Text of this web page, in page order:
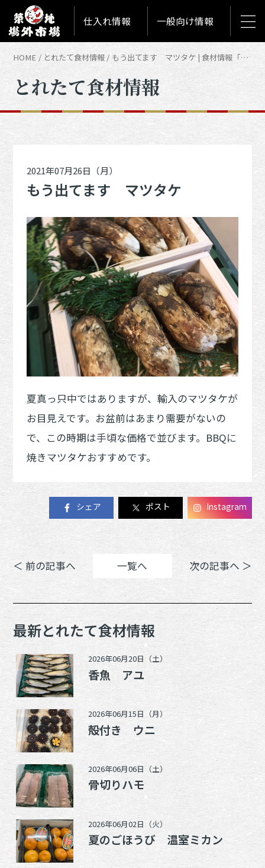
仕入れ情報 一般向け情報
HOME とれたて食材情報 もう出てます マツタケ | 食材情報「とれたて築地食材情報」
とれたて食材情報
2021年07月26日（月）
もう出てます マツタケ
夏真っ只中ではありますが、輸入のマツタケが
お目見えです。お盆前はあまり需要がないの
で、この時期は手頃な価格で並びます。BBQに
焼きマツタケおすすめです。
シェア ポスト Instagram
＜ 前の記事へ 一覧へ 次の記事へ ＞
最新とれたて食材情報
2026年06月20日（土）
香魚 アユ
2026年06月15日（月）
殻付き ウニ
2026年06月06日（土）
骨切りハモ
2026年06月02日（火）
夏のごほうび 温室ミカン